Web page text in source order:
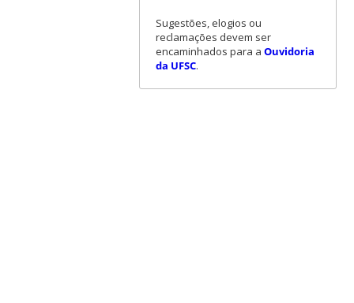
Sugestões, elogios ou
reclamações devem ser
encaminhados para a Ouvidoria
da UFSC.